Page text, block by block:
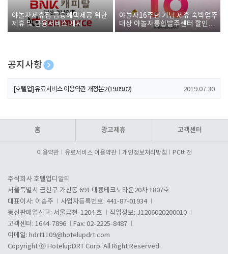
야놀자제휴점 금융혜택제공 위한
제휴 및 금융서비스 게시
야놀자16주년 기념 제휴 숙박업주
대상 야놀자통합발주센터 할인쿠
폰 증정
공지사항
[호텔업] 개인정보 처리방침 개정본1 (19.09.02)
[호텔업] 유료서비스 이용약관 개정본2 (19.09.02) 2019.07.30
홈 광고제휴 고객센터
이용약관 유료서비스 이용약관 개인정보처리방침 PC버전
주식회사 호텔업디알티
서울특별시 금천구 가산동 691 대륭테크노타운20차 1807호
대표이사: 이송주
사업자등록번호: 441-87-01934
통신판매업신고: 서울금천-1204 호
직업정보: J1206020200010
고객센터: 1644-7896
Fax: 02-2225-8487
이메일: hdrt1109@hotelupdrt.com
Copyright ⓒ HotelupDRT Corp. All Right Reserved.